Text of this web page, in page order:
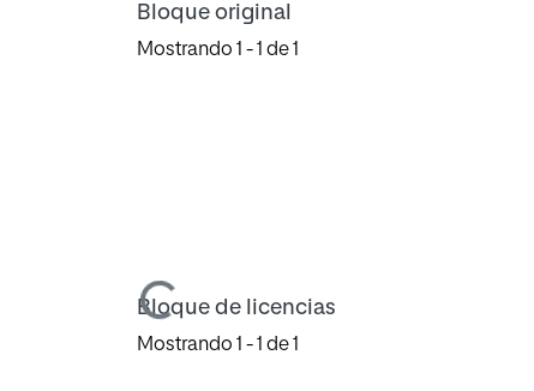
Bloque original
Mostrando 1 - 1 de 1
Cargando...
Bloque de licencias
Mostrando 1 - 1 de 1